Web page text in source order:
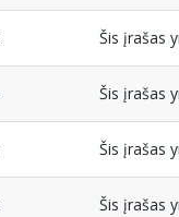
Šis įrašas
Šis įrašas
Šis įrašas
Šis įrašas